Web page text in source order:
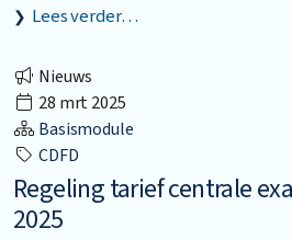
Lees verder…
Nieuws
28 mrt 2025
Basismodule
CDFD
Regeling tarief centrale
2025